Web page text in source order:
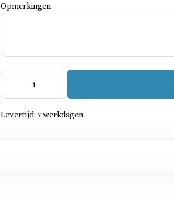
Opmerkingen
Levertijd: 7 werkdagen